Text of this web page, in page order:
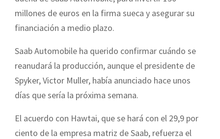
millones de euros en la firma sueca y asegurar su
financiación a medio plazo.
Saab Automobile ha querido confirmar cuándo se
reanudará la producción, aunque el presidente de
Spyker, Victor Muller, había anunciado hace unos
días que sería la próxima semana.
El acuerdo con Hawtai, que se hará con el 29,9 por
ciento de la empresa matriz de Saab, refuerza el